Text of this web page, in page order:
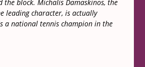
the block. Michalis Damaskinos, the
leading character, is actually
a national tennis champion in the